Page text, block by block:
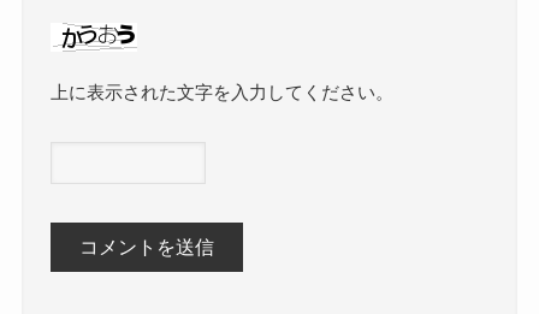
上に表示された文字を入力してください。